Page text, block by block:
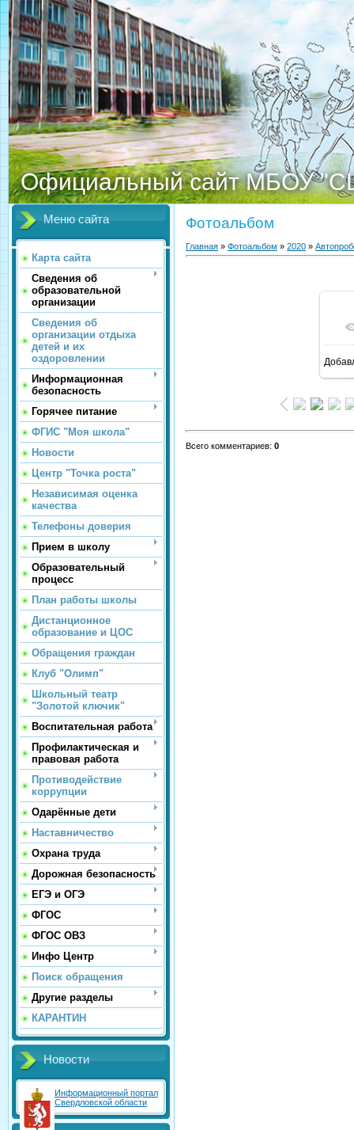
Официальный сайт МБОУ
Меню сайта
Карта сайта
Сведения об
образовательной
организации
Сведения об
организации отдыха
детей и их
оздоровлении
Информационная
безопасность
Горячее питание
ФГИС "Моя школа"
Новости
Центр "Точка роста"
Независимая оценка
качества
Телефоны доверия
Прием в школу
Образовательный
процесс
План работы школы
Дистанционное
образование и ЦОС
Обращения граждан
Клуб "Олимп"
Школьный театр
"Золотой ключик"
Воспитательная работа
Профилактическая и
правовая работа
Противодействие
коррупции
Одарённые дети
Наставничество
Охрана труда
Дорожная безопасность
ЕГЭ и ОГЭ
ФГОС
ФГОС ОВЗ
Инфо Центр
Поиск обращения
Другие разделы
КАРАНТИН
Новости
Информационный портал
Свердловской области
Фотоальбом
Главная » Фотоальбом » 2020 »
Всего комментариев: 0